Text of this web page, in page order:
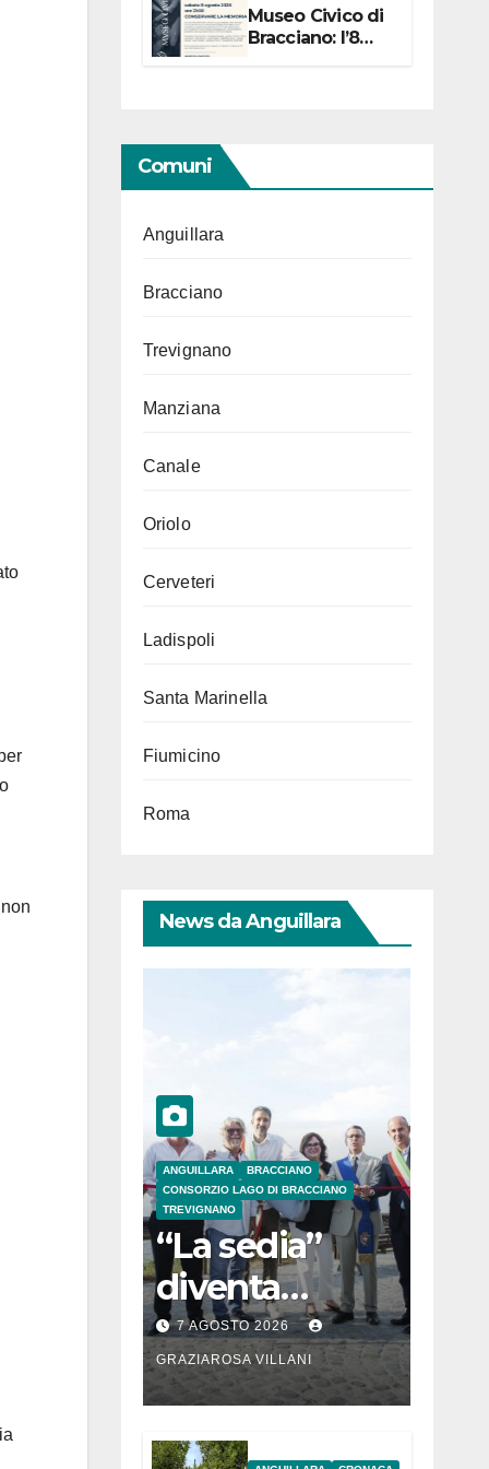
Museo Civico di
Bracciano: l’8
Comuni
Anguillara
Bracciano
Trevignano
Manziana
Canale
Oriolo
Cerveteri
Ladispoli
Santa Marinella
Fiumicino
Roma
News da Anguillara
ANGUILLARA
BRACCIANO
CONSORZIO LAGO DI BRACCIANO
TREVIGNANO
“La sedia”
diventa
Belvedere sul
lago di
Bracciano: ieri
l’inaugurazion
7 AGOSTO 2026
GRAZIAROSA VILLANI